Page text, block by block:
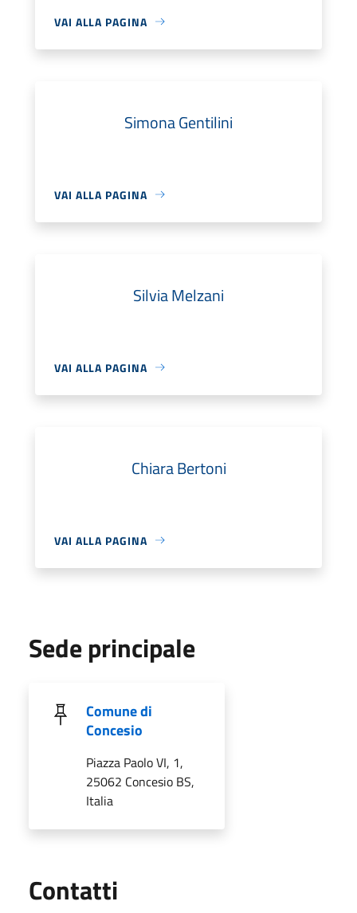
VAI ALLA PAGINA
Simona Gentilini
VAI ALLA PAGINA
Silvia Melzani
VAI ALLA PAGINA
Chiara Bertoni
VAI ALLA PAGINA
Sede principale
Comune di
Concesio
Piazza Paolo VI, 1,
25062 Concesio BS,
Italia
Contatti